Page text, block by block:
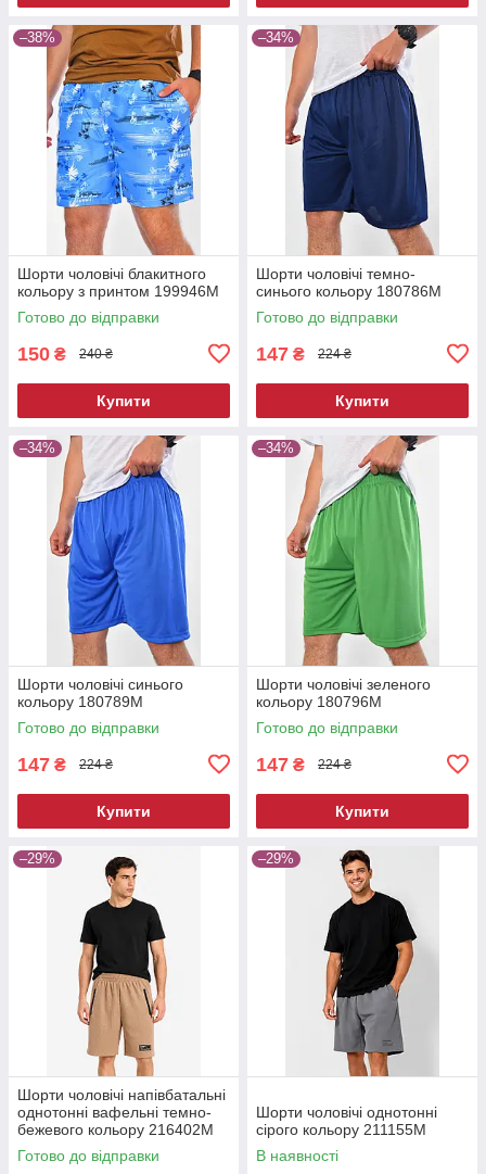
–38%
Шорти чоловічі блакитного
кольору з принтом 199946M
Готово до відправки
150 ₴ 240 ₴
Купити
–34%
Шорти чоловічі темно-
синього кольору 180786M
Готово до відправки
147 ₴ 224 ₴
Купити
–34%
Шорти чоловічі синього
кольору 180789M
Готово до відправки
147 ₴ 224 ₴
Купити
–34%
Шорти чоловічі зеленого
кольору 180796M
Готово до відправки
147 ₴ 224 ₴
Купити
–29%
Шорти чоловічі напівбатальні
однотонні вафельні темно-
бежевого кольору 216402M
Готово до відправки
–29%
Шорти чоловічі однотонні
сірого кольору 211155M
В наявності